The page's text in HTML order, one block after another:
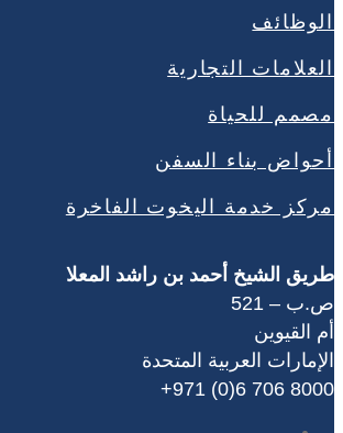
الوظائف
العلامات التجارية
مصمم للحياة
أحواض بناء السفن
مركز خدمة اليخوت الفاخرة
طريق الشيخ أحمد بن راشد المعلا
ص.ب – 521
أم القيوين
الإمارات العربية المتحدة
‎+971 (0)6 706 8000